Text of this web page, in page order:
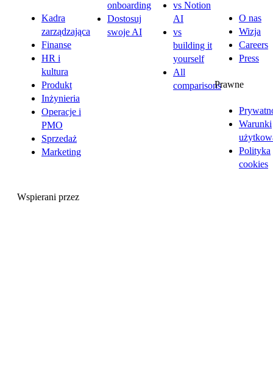
Kadra
zarządzająca
Finanse
HR i
kultura
Produkt
Inżynieria
Operacje i
PMO
Sprzedaż
Marketing
onboarding
Dostosuj
swoje AI
vs Notion
AI
vs
building it
yourself
All
comparisons
O nas
Wizja
Careers
Press
Prawne
Warunki
Polityka
cookies
Wspierani przez